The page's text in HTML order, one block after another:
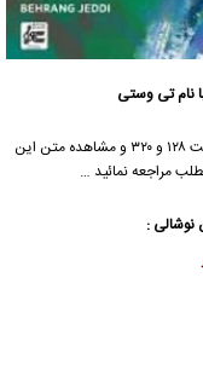
نام تی وستی
با کیفیت ۱۲۸ و ۳۲۰ و مشاهده متن این
مراجعه نمائید …
نوشالی :